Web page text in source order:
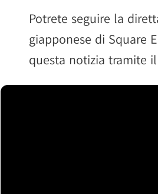
Potrete seguire la
giapponese di Square
questa notizia tramite